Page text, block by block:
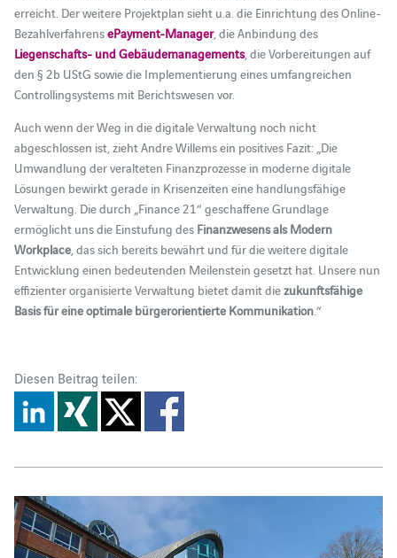
erreicht. Der weitere Projektplan sieht u.a. die Einrichtung des Online-
BezahlverfahrensePayment-Manager, die Anbindung des
Liegenschafts- und Gebäudemanagements, die Vorbereitungen auf
den § 2b UStG sowie die Implementierung eines umfangreichen
Controllingsystems mit Berichtswesen vor.
Auch wenn der Weg in die digitale Verwaltung noch nicht
abgeschlossen ist, zieht Andre Willems ein positives Fazit: „Die
Umwandlung der veralteten Finanzprozesse in moderne digitale
Lösungen bewirkt gerade in Krisenzeiten eine handlungsfähige
Verwaltung. Die durch „Finance 21“ geschaffene Grundlage
ermöglicht uns die Einstufung des Finanzwesens als Modern
Workplace, das sich bereits bewährt und für die weitere digitale
Entwicklung einen bedeutenden Meilenstein gesetzt hat. Unsere nun
effizienter organisierte Verwaltung bietet damit diezukunftsfähige
Basis für eine optimale bürgerorientierte Kommunikation.“
Diesen Beitrag teilen: